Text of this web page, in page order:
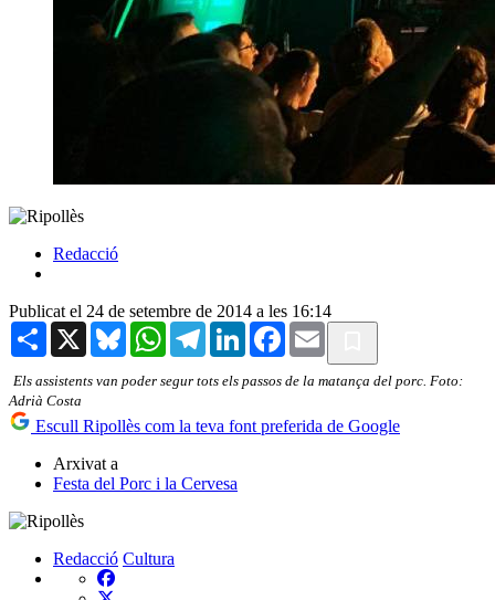
Redacció
Publicat el 24 de setembre de 2014 a les 16:14
Share X BlueskyWhatsAppTelegramLinkedInFacebook
Email
Els assistents van poder segur tots els passos de la matança del porc. Foto:
Adrià Costa
Escull Ripollès com la teva font preferida de Google
Arxivat a
Festa del Porc i la Cervesa
Redacció Cultura